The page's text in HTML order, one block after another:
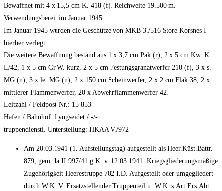
Bewaffnet mit 4 x 15,5 cm K. 418 (f), Reichweite 19.500 m.
Verwendungsbereit im Januar 1945.
Im Januar 1945 wurden die Geschütze von MKB 3./516 Store Korsnes I
hierher verlegt.
Die weitere Bewaffnung bestand aus 1 x 3,7 cm Pak (r), 2 x 5 cm Kw. K.
L/42, 1 x 5 cm Gr.W. kurz, 2 x 5 cm Festungsgranatwerfer 210 (f), 3 x s.
MG (n), 3 x le. MG (n), 2 x 150 cm Scheinwerfer, 2 x 2 cm Flak 38, 2 x
mittlerer Flammenwerfer, 20 x Abwehrflammenwerfer 42.
Leitzahl / Feldpost-Nr.: 15 853
Hafen / Bahnhof: Lyngseidet / -/-
truppendienstl. Unterstellung: HKAA V./972
Am 20.03.1941 (1. Aufstellungstag) aufgestellt als Heer.Küst.Battr.
879, gem. Ia II 997/41 g.K. v. 12.03.1941. Kriegsgliederungsmäßige
Zugehörigkeit Heerestruppe 702 I.D. Aufgestellt oder umgegliedert
durch W.K. V. Ersatzstellender Truppenteil u. W.K. s.Art.Ers.Abt.